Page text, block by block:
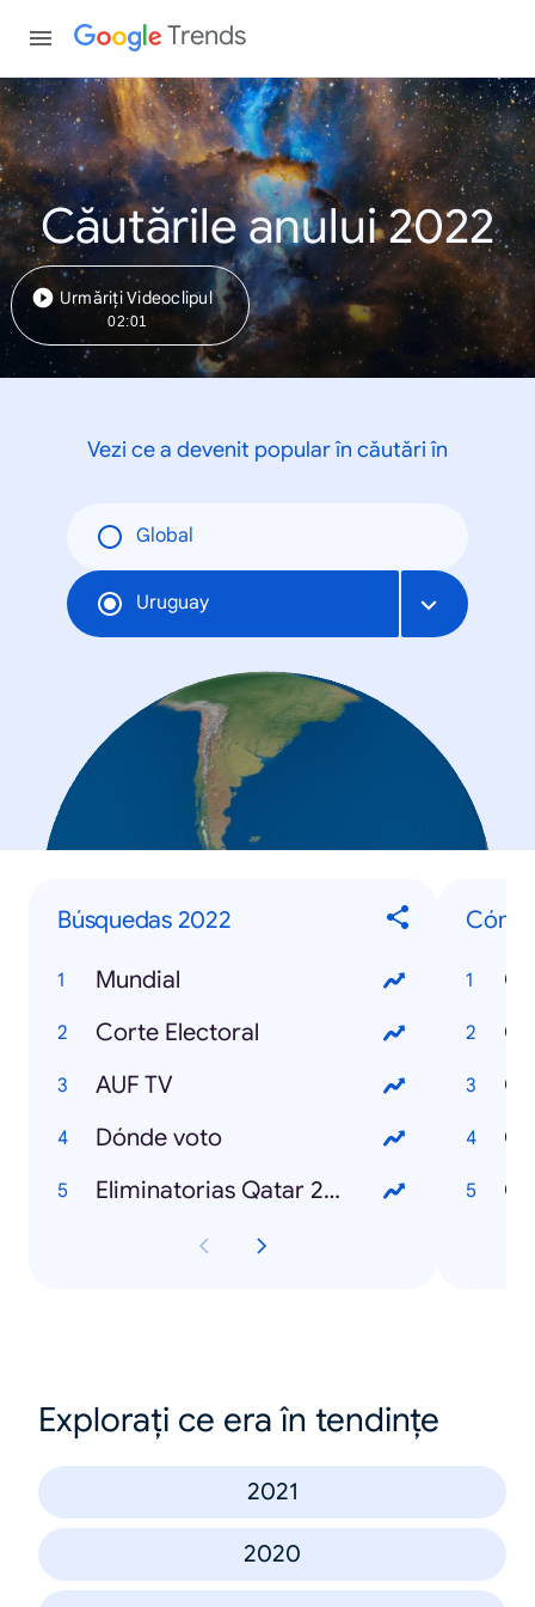
Trends
Căutările anului 2022
Urmăriți Videoclipul
02:01
Vezi ce a devenit popular în căutări în
Global
Uruguay
Búsquedas 2022
Mundial
Corte Electoral
AUF TV
Dónde voto
Eliminatorias Qatar 2022
Cómo
Explorați ce era în tendințe
2021
2020